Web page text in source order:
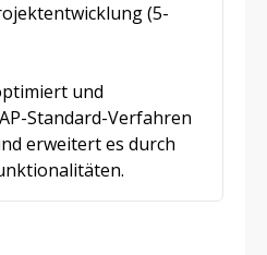
(5-
und
Standard-Verfahren
erweitert es durch